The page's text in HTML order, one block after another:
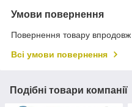
Умови повернення
Повернення товару впродовж
Всі умови повернення
Подібні товари компанії